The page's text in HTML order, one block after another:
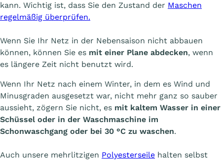
kann. Wichtig ist, dass Sie den Zustand der Maschen
regelmäßig überprüfen.
Wenn Sie Ihr Netz in der Nebensaison nicht abbauen
können, können Sie es mit einer Plane abdecken, wenn
es längere Zeit nicht benutzt wird.
Wenn Ihr Netz nach einem Winter, in dem es Wind und
Minusgraden ausgesetzt war, nicht mehr ganz so sauber
aussieht, zögern Sie nicht, es mit kaltem Wasser in einer
Schüssel oder in der Waschmaschine im
Schonwaschgang oder bei 30 °C zu waschen.
Auch unsere mehrlitzigen Polyesterseile halten selbst